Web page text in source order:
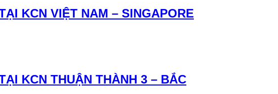
KCN VIỆT NAM – SINGAPORE
KCN THUẬN THÀNH 3 – BẮC